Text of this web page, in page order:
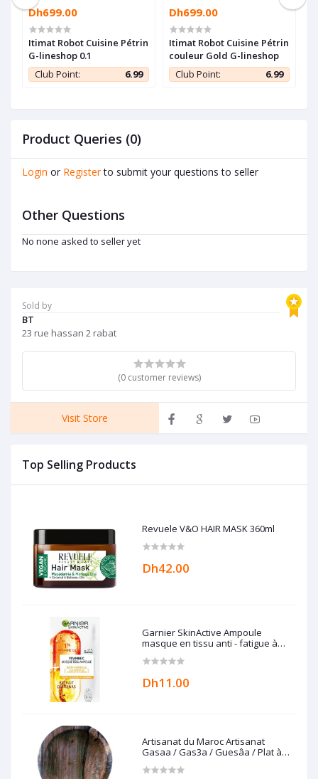
Sold by
BT
23 rue hassan 2 rabat
(0 customer reviews)
Visit Store
Top Selling Products
Revuele V&O HAIR MASK 360ml
Dh42.00
Garnier SkinActive Ampoule
masque en tissu anti - fatigue à
Dh11.00
Artisanat du Maroc Artisanat
Gasaa / Gas3a / Guesâa / Plat à
Dh699.00
Itimat Robot Cuisine Pétrin
G-lineshop 0.1
Club Point:
6.99
Dh699.00
Itimat Robot Cuisine Pétrin
couleur Gold G-lineshop
Club Point:
6.99
Product Queries (0)
Login or Register to submit your questions to seller
Other Questions
No none asked to seller yet